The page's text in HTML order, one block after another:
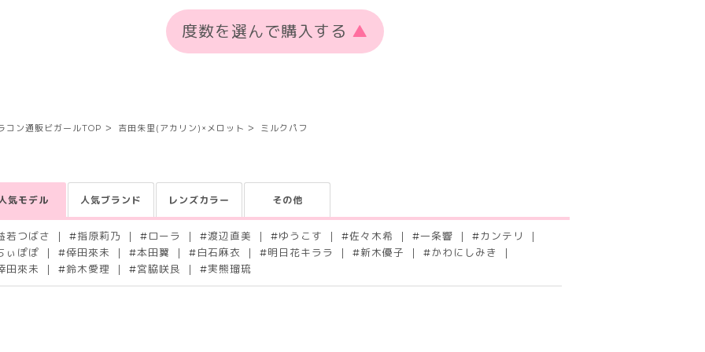
度数を選んで購入する ▲
コン通販ビガールTOP 吉田朱里(アカリン)×メロット ミルクパフ
気モデル 人気ブランド レンズカラー その他
若つばさ #指原莉乃 # ローラ #渡辺直美 #ゆうこす #佐々木希 #一条響 # カンテリ
ぃぽぽ #倖田來未 #本田翼 # 白石麻衣 #明日花キララ #新木優子 #かわにしみき
田來未 #鈴木愛理 #宮脇咲良 #実熊瑠琉